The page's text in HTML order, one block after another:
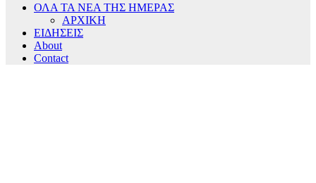
ΟΛΑ ΤΑ ΝΕΑ ΤΗΣ ΗΜΕΡΑΣ
ΑΡΧΙΚΗ
ΕΙΔΗΣΕΙΣ
About
Contact